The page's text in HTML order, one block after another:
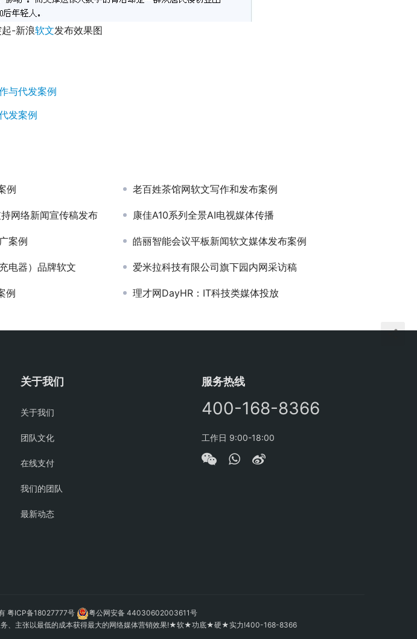
-新浪软文发布效果图
与代发案例
发案例
例 老百姓茶馆网软文写作和发布案例
网络新闻宣传稿发布 康佳A10系列全景AI电视媒体传播
案例 皓丽智能会议平板新闻软文媒体发布案例
电器）品牌软文 爱米拉科技有限公司旗下园内网采访稿
例 理才网DayHR：IT科技类媒体投放
关于我们
关于我们
团队文化
在线支付
我们的团队
最新动态
服务热线
400-168-8366
工作日 9:00-18:00
粤ICP备18027777号
粤公网安备 44030602003611号
务、主张以最低的成本获得最大的网络媒体营销效果!★软★功底★硬★实力!400-168-8366